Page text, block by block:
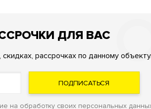
жизнедеятельности
бесшумные скоростные лифты.
ДЛЯ ВАС
рассрочках по данному объекту.
на обработку своих персональных
ПОДПИСАТЬСЯ